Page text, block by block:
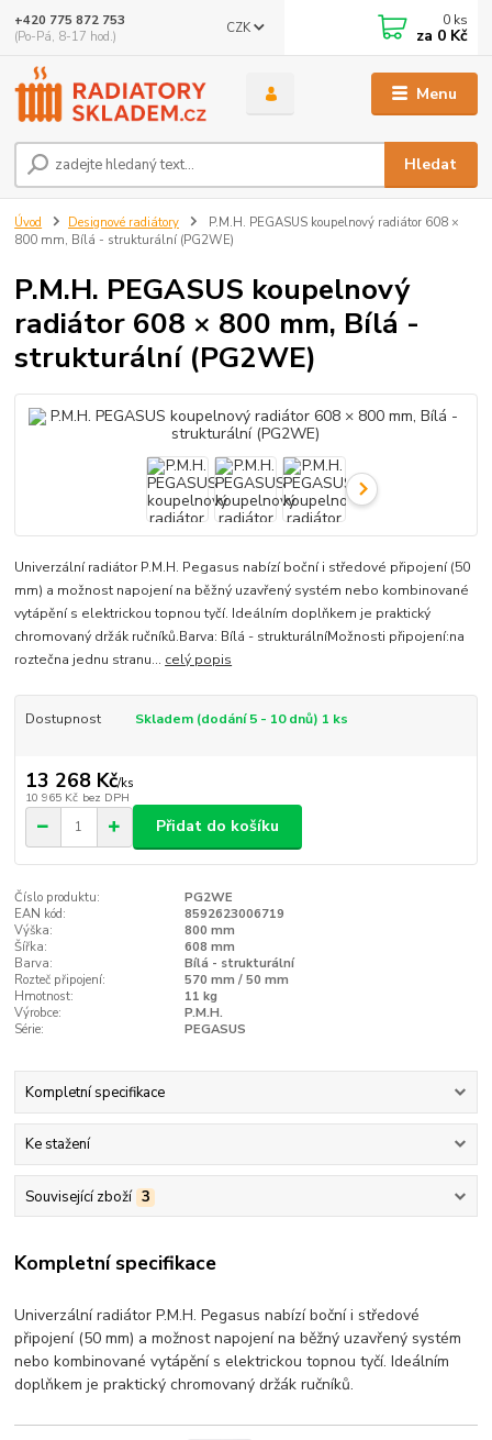
Menu
CZK
Hledat
+420 775 872 753
(Po-Pá, 8-17 hod.)
0 ks
za 0 Kč
Úvod Designové radiátory
P.M.H. PEGASUS koupelnový radiátor 608 ×
800 mm, Bílá - strukturální (PG2WE)
P.M.H. PEGASUS koupelnový
radiátor 608 × 800 mm, Bílá -
strukturální (PG2WE)
Univerzální radiátor P.M.H. Pegasus nabízí boční i středové připojení (50
mm) a možnost napojení na běžný uzavřený systém nebo kombinované
vytápění s elektrickou topnou tyčí. Ideálním doplňkem je praktický
chromovaný držák ručníků.Barva: Bílá - strukturálníMožnosti připojení:na
roztečna jednu stranu... celý popis
Dostupnost Skladem (dodání 5 - 10 dnů) 1 ks
13 268 Kč/ks
10 965 Kč bez DPH
Přidat do košíku
Číslo produktu:
PG2WE
EAN kód:
8592623006719
Výška:
800 mm
Šířka:
608 mm
Barva:
Bílá - strukturální
Rozteč připojení:
570 mm / 50 mm
Hmotnost:
11 kg
Výrobce:
P.M.H.
Série:
PEGASUS
Kompletní specifikace
Ke stažení
Související zboží 3
Kompletní specifikace
Univerzální radiátor P.M.H. Pegasus nabízí boční i středové
připojení (50 mm) a možnost napojení na běžný uzavřený systém
nebo kombinované vytápění s elektrickou topnou tyčí. Ideálním
doplňkem je praktický chromovaný držák ručníků.